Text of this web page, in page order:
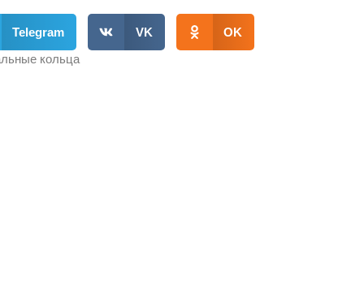
Telegram VK
OK
кольца